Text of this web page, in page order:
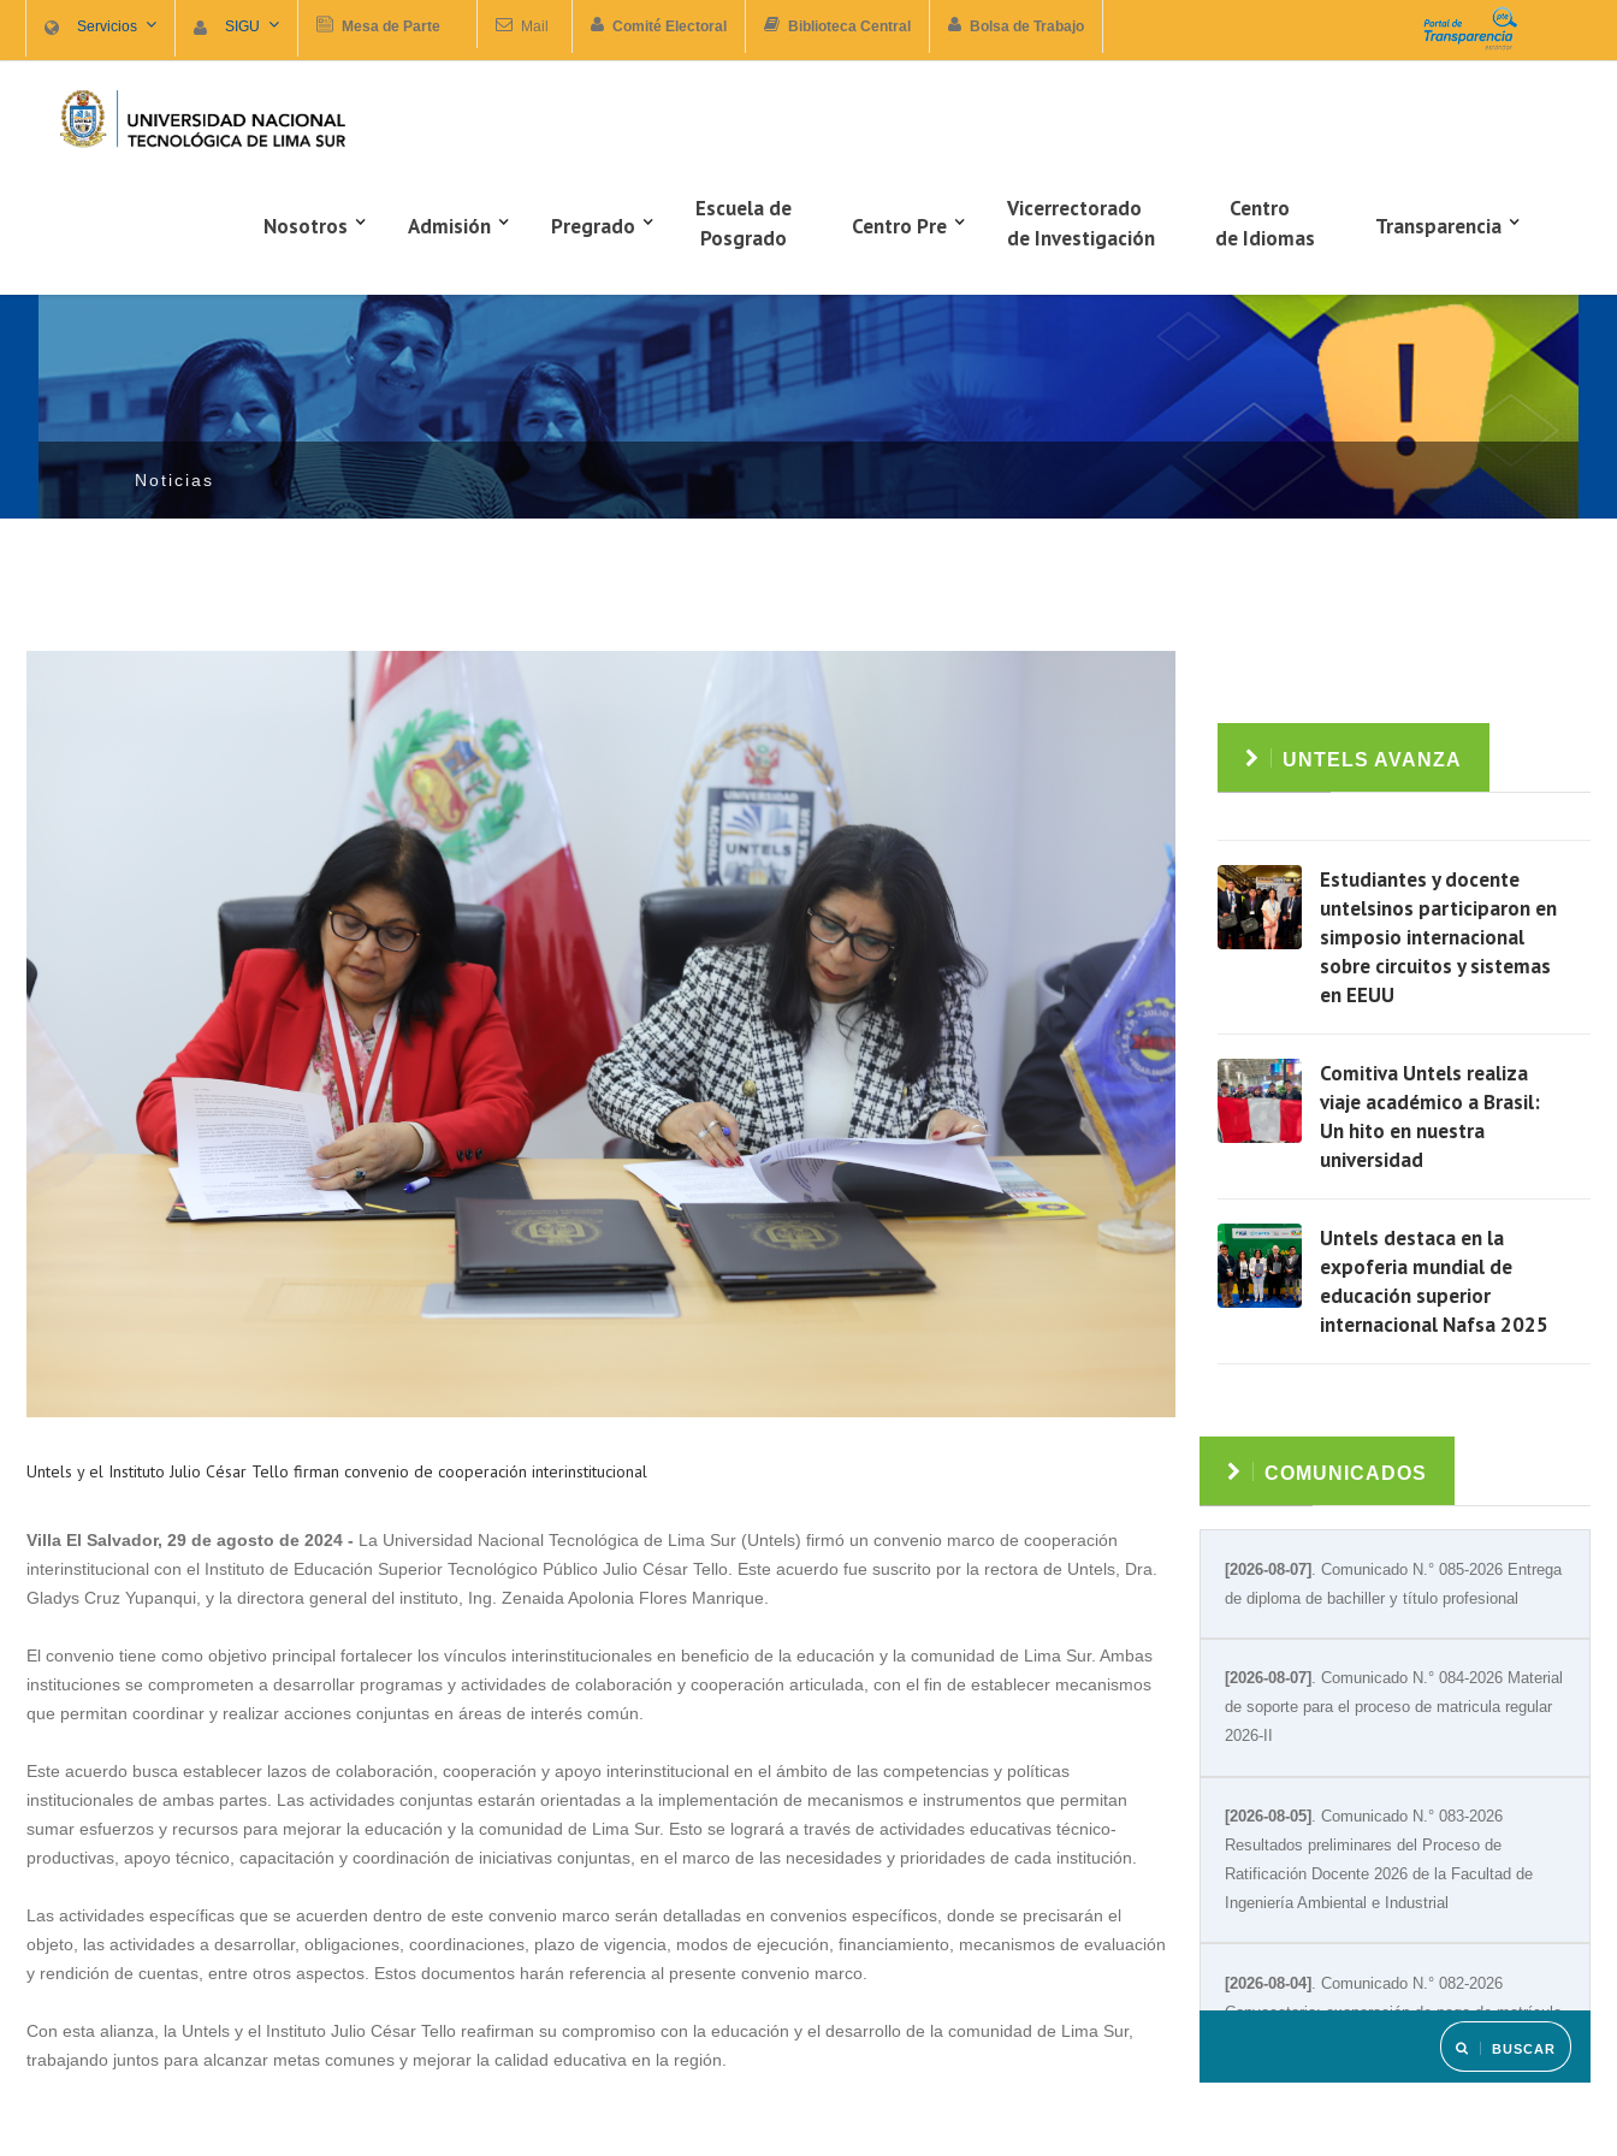
Servicios SIGU Mesa de Parte Mail Comité Electoral Biblioteca Central Bolsa de Trabajo
Nosotros Admisión Pregrado
Escuela de
Posgrado
Centro Pre
Vicerrectorado
de Investigación
Centro
de Idiomas
Transparencia
Noticias
Untels y el Instituto Julio César Tello firman convenio de cooperación interinstitucional
Villa El Salvador, 29 de agosto de 2024 - La Universidad Nacional Tecnológica de Lima Sur (Untels) firmó un convenio marco de cooperación
interinstitucional con el Instituto de Educación Superior Tecnológico Público Julio César Tello. Este acuerdo fue suscrito por la rectora de Untels, Dra.
Gladys Cruz Yupanqui, y la directora general del instituto, Ing. Zenaida Apolonia Flores Manrique.
El convenio tiene como objetivo principal fortalecer los vínculos interinstitucionales en beneficio de la educación y la comunidad de Lima Sur. Ambas
instituciones se comprometen a desarrollar programas y actividades de colaboración y cooperación articulada, con el fin de establecer mecanismos
que permitan coordinar y realizar acciones conjuntas en áreas de interés común.
Este acuerdo busca establecer lazos de colaboración, cooperación y apoyo interinstitucional en el ámbito de las competencias y políticas
institucionales de ambas partes. Las actividades conjuntas estarán orientadas a la implementación de mecanismos e instrumentos que permitan
sumar esfuerzos y recursos para mejorar la educación y la comunidad de Lima Sur. Esto se logrará a través de actividades educativas técnico-
productivas, apoyo técnico, capacitación y coordinación de iniciativas conjuntas, en el marco de las necesidades y prioridades de cada institución.
Las actividades específicas que se acuerden dentro de este convenio marco serán detalladas en convenios específicos, donde se precisarán el
objeto, las actividades a desarrollar, obligaciones, coordinaciones, plazo de vigencia, modos de ejecución, financiamiento, mecanismos de evaluación
y rendición de cuentas, entre otros aspectos. Estos documentos harán referencia al presente convenio marco.
Con esta alianza, la Untels y el Instituto Julio César Tello reafirman su compromiso con la educación y el desarrollo de la comunidad de Lima Sur,
trabajando juntos para alcanzar metas comunes y mejorar la calidad educativa en la región.
UNTELS AVANZA
Estudiantes y docente
untelsinos participaron en
simposio internacional
sobre circuitos y sistemas
en EEUU
Comitiva Untels realiza
viaje académico a Brasil:
Un hito en nuestra
universidad
Untels destaca en la
expoferia mundial de
educación superior
internacional Nafsa 2025
COMUNICADOS
[2026-08-07]
. Comunicado N.° 085-2026 Entrega
de diploma de bachiller y título profesional
[2026-08-07] . Comunicado N.° 084-2026 Material
de soporte para el proceso de matricula regular
2026-II
[2026-08-05] . Comunicado N.° 083-2026
Resultados preliminares del Proceso de
Ratificación Docente 2026 de la Facultad de
Ingeniería Ambiental e Industrial
[2026-08-04] . Comunicado N.° 082-2026
Convocatoria: exoneración de pago de matrícula
BUSCAR